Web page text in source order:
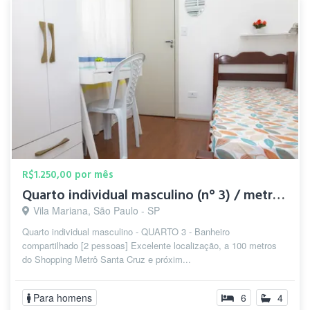
R$1.250,00 por mês
Quarto individual masculino (n° 3) / metrô Santa Cruz
Vila Mariana, São Paulo - SP
Quarto individual masculino - QUARTO 3 - Banheiro
compartilhado [2 pessoas] Excelente localização, a 100 metros
do Shopping Metrô Santa Cruz e próxim...
Para homens 6 4